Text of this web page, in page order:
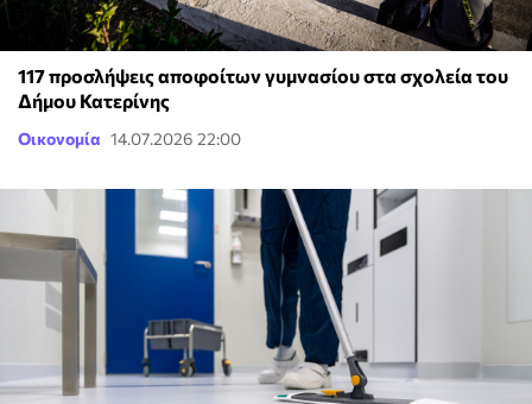
117 προσλήψεις αποφοίτων γυμνασίου στα σχολεία του
Δήμου Κατερίνης
Οικονομία 14.07.2026 22:00